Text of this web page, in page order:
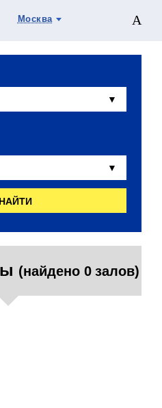
Москва
НАЙТИ
(найдено 0 залов)